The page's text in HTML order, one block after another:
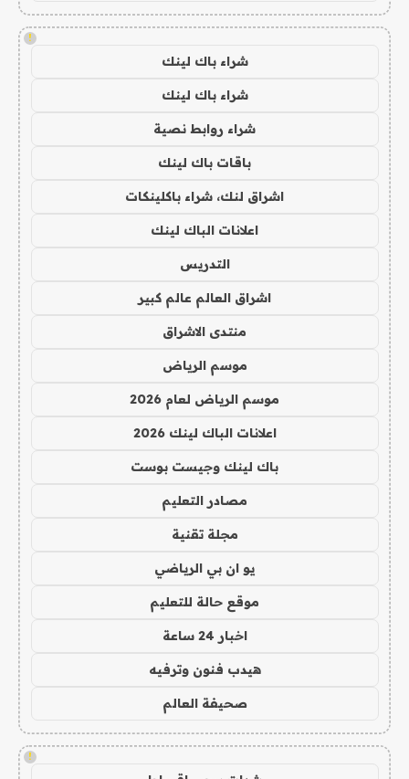
!
شراء باك لينك
شراء باك لينك
شراء روابط نصية
باقات باك لينك
اشراق لنك، شراء باكلينكات
اعلانات الباك لينك
التدريس
اشراق العالم عالم كبير
منتدى الاشراق
موسم الرياض
موسم الرياض لعام 2026
اعلانات الباك لينك 2026
باك لينك وجيست بوست
مصادر التعليم
مجلة تقنية
يو ان بي الرياضي
موقع حالة للتعليم
اخبار 24 ساعة
هيدب فنون وترفيه
صحيفة العالم
!